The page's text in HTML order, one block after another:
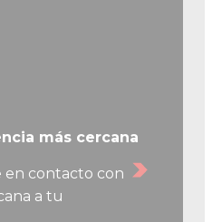
más cercana
en contacto con
a tu